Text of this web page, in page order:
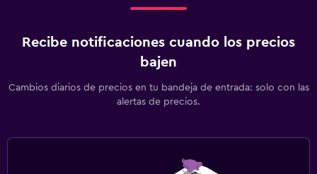
Recibe notificaciones cuando los precios
bajen
Cambios diarios de precios en tu bandeja de entrada: solo con las
alertas de precios.